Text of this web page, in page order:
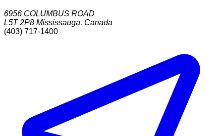
6956 COLUMBUS ROAD
L5T 2P8 Mississauga, Canada
(403) 717-1400